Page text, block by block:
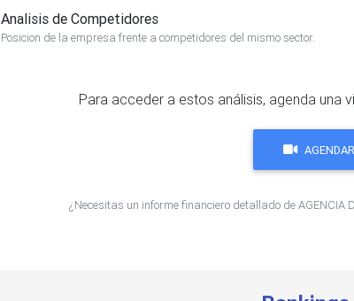
Analisis de Competidores
Posicion de la empresa frente a competidores del mismo sector.
Para acceder a estos análisis, agenda
¿Necesitas un informe financiero detallado de AGENCIA